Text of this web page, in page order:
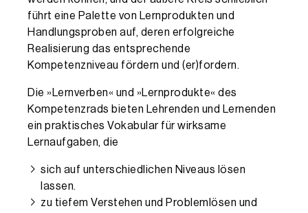
führt eine Palette von Lernprodukten und
Handlungsproben auf, deren erfolgreiche
Realisierung das entsprechende
Kompetenzniveau fördern und (er)fordern.
Die »Lernverben« und »Lernprodukte« des
Kompetenzrads bieten Lehrenden und Lernenden
ein praktisches Vokabular für wirksame
Lernaufgaben, die
sich auf unterschiedlichen Niveaus lösen
lassen.
zu tiefem Verstehen und Problemlösen und